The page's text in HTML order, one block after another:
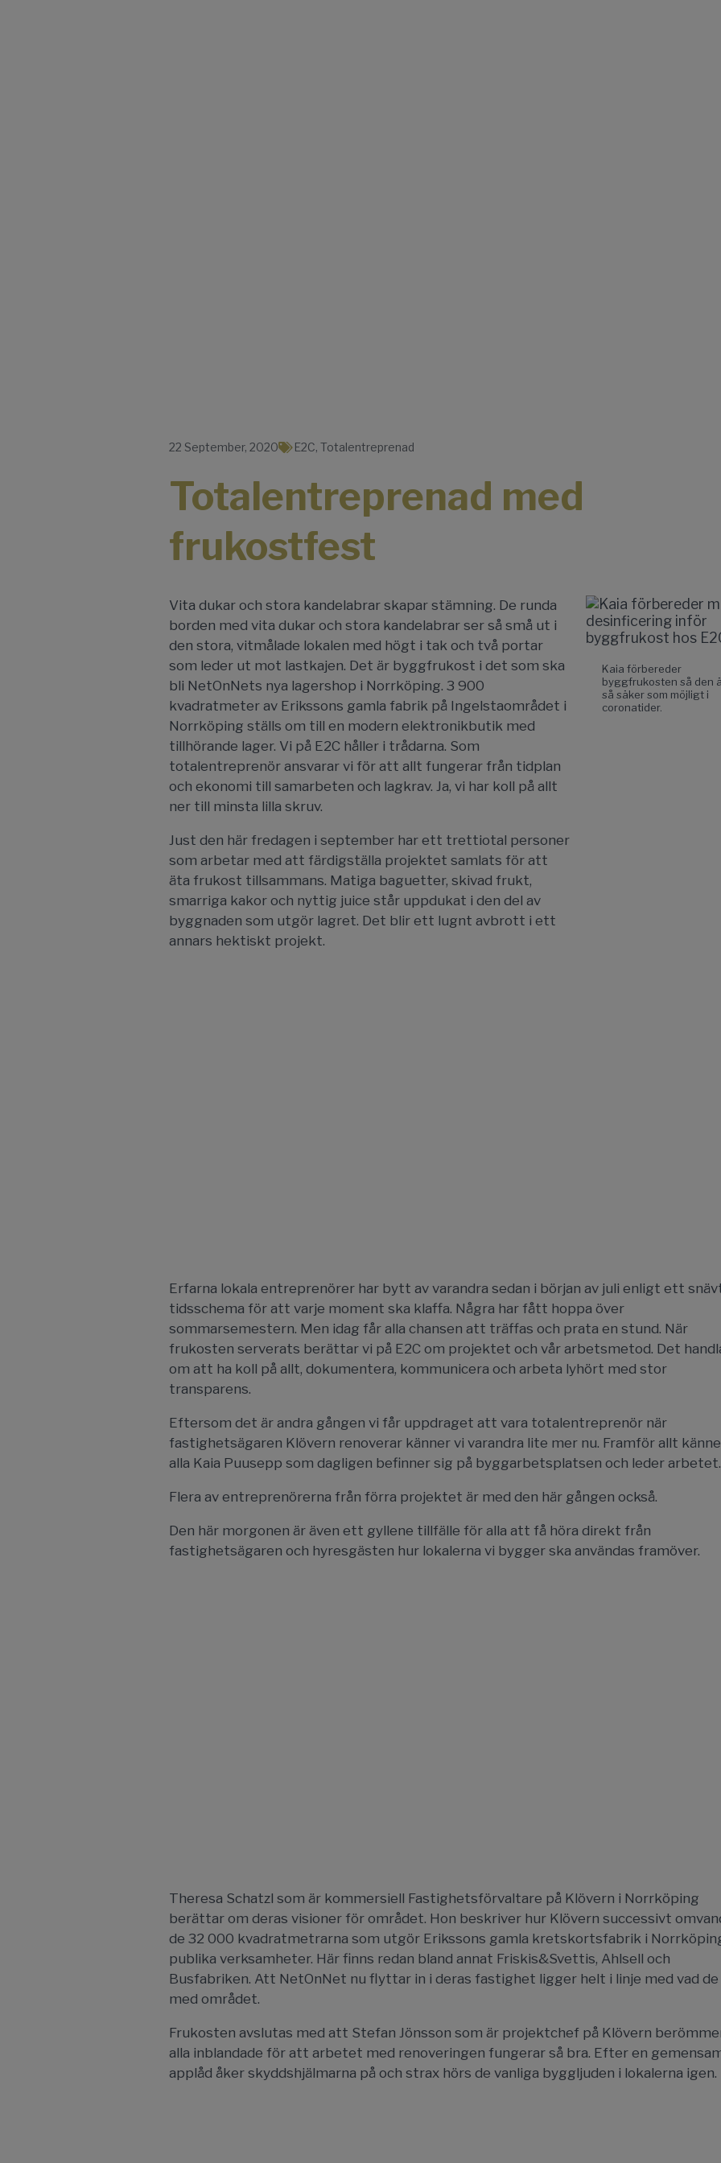
22 September, 2020 E2C, Totalentreprenad
Totalentreprenad med
frukostfest
Vita dukar och stora kandelabrar skapar stämning. De runda
borden med vita dukar och stora kandelabrar ser så små ut i
den stora, vitmålade lokalen med högt i tak och två portar
som leder ut mot lastkajen. Det är byggfrukost i det som ska
bli NetOnNets nya lagershop i Norrköping. 3 900
kvadratmeter av Erikssons gamla fabrik på Ingelstaområdet i
Norrköping ställs om till en modern elektronikbutik med
tillhörande lager. Vi på E2C håller i trådarna. Som
totalentreprenör ansvarar vi för att allt fungerar från tidplan
och ekonomi till samarbeten och lagkrav. Ja, vi har koll på allt
ner till minsta lilla skruv.
Just den här fredagen i september har ett trettiotal personer
som arbetar med att färdigställa projektet samlats för att
äta frukost tillsammans. Matiga baguetter, skivad frukt,
smarriga kakor och nyttig juice står uppdukat i den del av
byggnaden som utgör lagret. Det blir ett lugnt avbrott i ett
annars hektiskt projekt.
Kaia förbereder
byggfrukosten så den
så säker som möjligt i
coronatider.
Erfarna lokala entreprenörer har bytt av varandra sedan i början av juli enligt ett
tidsschema för att varje moment ska klaffa. Några har fått hoppa över
sommarsemestern. Men idag får alla chansen att träffas och prata en stund. När
frukosten serverats berättar vi på E2C om projektet och vår arbetsmetod. Det
om att ha koll på allt, dokumentera, kommunicera och arbeta lyhört med stor
transparens.
Eftersom det är andra gången vi får uppdraget att vara totalentreprenör när
fastighetsägaren Klövern renoverar känner vi varandra lite mer nu. Framför allt
alla Kaia Puusepp som dagligen befinner sig på byggarbetsplatsen och leder arbetet.
Flera av entreprenörerna från förra projektet är med den här gången också.
Den här morgonen är även ett gyllene tillfälle för alla att få höra direkt från
fastighetsägaren och hyresgästen hur lokalerna vi bygger ska användas framöver.
Theresa Schatzl som är kommersiell Fastighetsförvaltare på Klövern i Norrköping
berättar om deras visioner för området. Hon beskriver hur Klövern successivt
de 32 000 kvadratmetrarna som utgör Erikssons gamla kretskortsfabrik i
publika verksamheter. Här finns redan bland annat Friskis&Svettis, Ahlsell och
Busfabriken. Att NetOnNet nu flyttar in i deras fastighet ligger helt i linje med vad de
med området.
Frukosten avslutas med att Stefan Jönsson som är projektchef på Klövern
alla inblandade för att arbetet med renoveringen fungerar så bra. Efter en
applåd åker skyddshjälmarna på och strax hörs de vanliga byggljuden i lokalerna igen.